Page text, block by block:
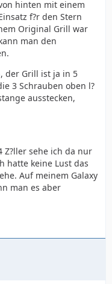
hinten mit einem
f?r den Stern
Original Grill war
man den
der Grill ist ja in 5
3 Schrauben oben l?
ausstecken,
Z?ller sehe ich da nur
hatte keine Lust das
Auf meinem Galaxy
man es aber